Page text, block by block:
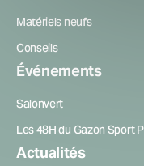
Matériels neufs
Conseils
Événements
Salonvert
Les 48H du Gazon Sport
Actualités